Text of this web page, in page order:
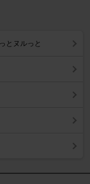
とヌルっと